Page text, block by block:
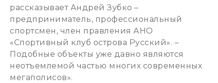
рассказывает Андрей Зубко –
предприниматель, профессиональный
спортсмен, член правления АНО
«Спортивный клуб острова Русский». –
Подобные объекты уже давно являются
неотъемлемой частью многих современных
мегаполисов».